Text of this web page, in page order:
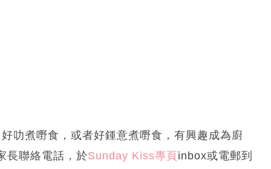
叻煮嘢食，或者好鍾意煮嘢食，有興趣成為廚
長聯絡電話，於Sunday Kiss專頁inbox或電郵到